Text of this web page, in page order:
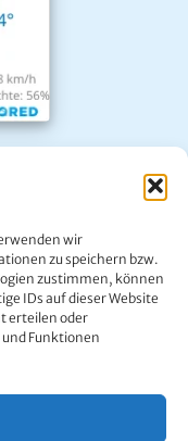
wir
zu speichern bzw.
zustimmen, können
IDs auf dieser Website
erteilen oder
Funktionen
64 | A-8630 Mariazell |
vorbehalten.